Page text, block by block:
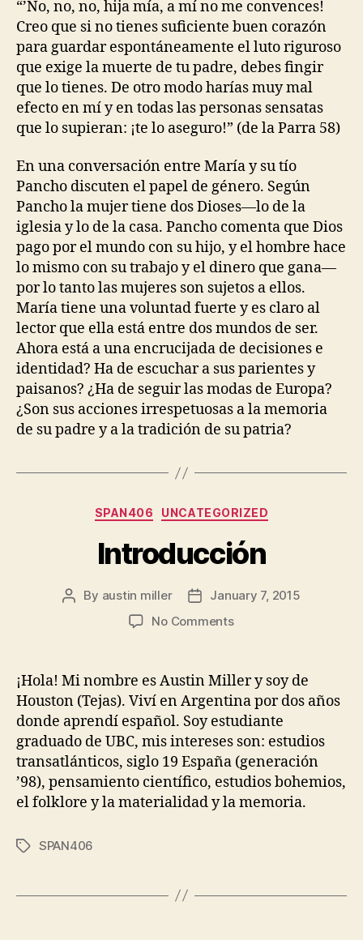
“’No, no, no, hija mía, a mí no me convences!
Creo que si no tienes suficiente buen corazón
para guardar espontáneamente el luto riguroso
que exige la muerte de tu padre, debes fingir
que lo tienes. De otro modo harías muy mal
efecto en mí y en todas las personas sensatas
que lo supieran: ¡te lo aseguro!” (de la Parra 58)
En una conversación entre María y su tío
Pancho discuten el papel de género. Según
Pancho la mujer tiene dos Dioses—lo de la
iglesia y lo de la casa. Pancho comenta que Dios
pago por el mundo con su hijo, y el hombre hace
lo mismo con su trabajo y el dinero que gana—
por lo tanto las mujeres son sujetos a ellos.
María tiene una voluntad fuerte y es claro al
lector que ella está entre dos mundos de ser.
Ahora está a una encrucijada de decisiones e
identidad? Ha de escuchar a sus parientes y
paisanos? ¿Ha de seguir las modas de Europa?
¿Son sus acciones irrespetuosas a la memoria
de su padre y a la tradición de su patria?
Categories
SPAN406 UNCATEGORIZED
Introducción
Post
By austin miller
PostJanuary 7, 2015
No Commentson
¡Hola! Mi nombre es Austin Miller y soy de
Houston (Tejas). Viví en Argentina por dos años
donde aprendí español. Soy estudiante
graduado de UBC, mis intereses son: estudios
transatlánticos, siglo 19 España (generación
’98), pensamiento científico, estudios bohemios,
el folklore y la materialidad y la memoria.
TagsSPAN406